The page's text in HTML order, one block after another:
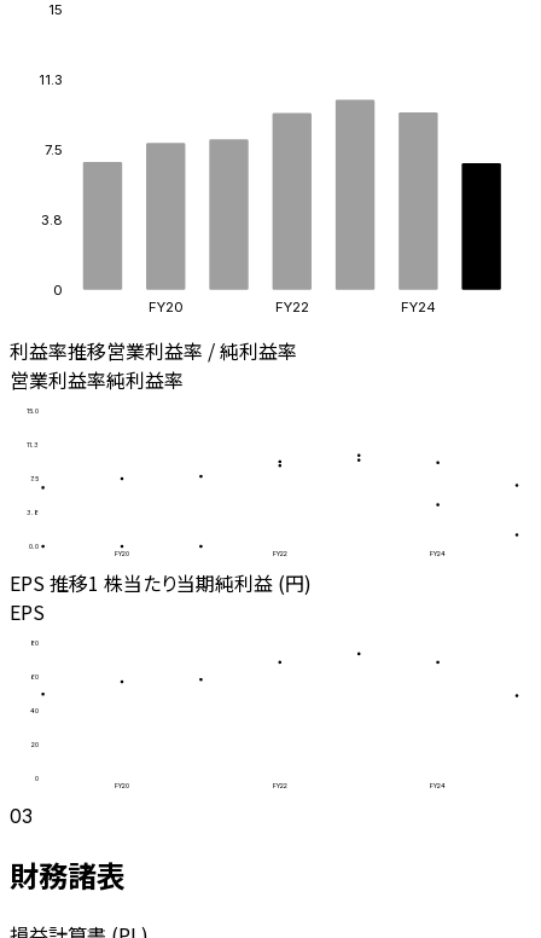
0
3.8
7.5
11.3
15
FY20 FY22 FY24
利益率推移営業利益率 / 純利益率
営業利益率純利益率
0.0
3.8
7.5
11.3
15.0
FY20 FY22 FY24
EPS 推移1 株当たり当期純利益 (円)
EPS
0
20
40
60
80
FY20 FY22 FY24
03
財務諸表